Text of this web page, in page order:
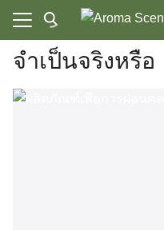
content
งหมด
ก
จำเป็นจริงหรือ